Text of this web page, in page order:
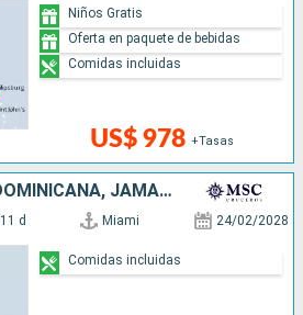
US$ 978 +Tasas
Niños Gratis
Oferta en paquete de bebidas
Comidas incluidas
ARUBA, REPÚBLICA DOMINICANA, JAMAICA, ESTADOS UNIDOS
11 d Miami 24/02/2028
Comidas incluidas